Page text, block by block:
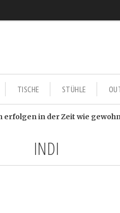
TISCHE STÜHLE
in der Zeit wie
INDI